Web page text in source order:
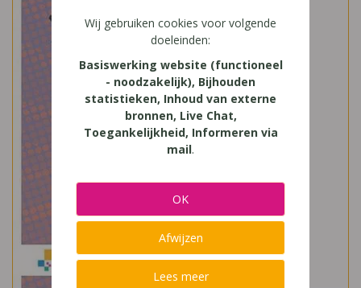
Wij gebruiken cookies voor volgende
doeleinden:
Basiswerking website (functioneel
- noodzakelijk), Bijhouden
statistieken, Inhoud van externe
bronnen, Live Chat,
Toegankelijkheid, Informeren via
mail.
OK
Afwijzen
Lees meer